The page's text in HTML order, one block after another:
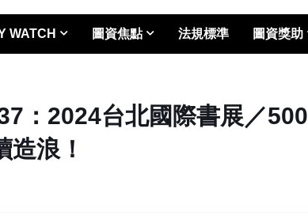
WATCH 圖資焦點 法規標準 圖資獎助
：2024台北國際書展／
浪！